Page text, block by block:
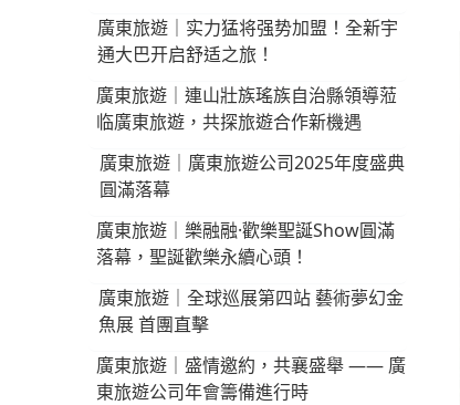
廣東旅遊｜实力猛将强势加盟！全新宇
通大巴开启舒适之旅！
廣東旅遊｜連山壯族瑤族自治縣領導蒞
临廣東旅遊，共探旅遊合作新機遇
廣東旅遊｜廣東旅遊公司2025年度盛典
圓滿落幕
廣東旅遊｜樂融融·歡樂聖誕Show圓滿
落幕，聖誕歡樂永續心頭！
廣東旅遊｜全球巡展第四站 藝術夢幻金
魚展 首團直擊
廣東旅遊｜盛情邀約，共襄盛舉 —— 廣
東旅遊公司年會籌備進行時